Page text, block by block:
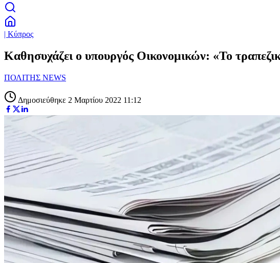
| Κύπρος
Καθησυχάζει ο υπουργός Οικονομικών: «Το
ΠΟΛΙΤΗΣ NEWS
Δημοσιεύθηκε 2 Μαρτίου 2022 11:12